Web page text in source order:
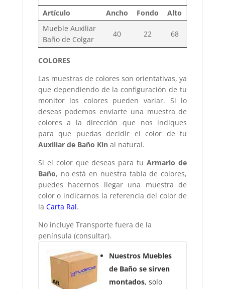
Artículo Ancho Fondo
Alto
Mueble Auxiliar
Baño de Colgar
40 22 68
COLORES
Las muestras de colores son orientativas, ya
que dependiendo de la configuración de tu
monitor los colores pueden variar. Si lo
deseas podemos enviarte una muestra de
colores a la dirección que nos indiques
para que puedas decidir el color de tu
Auxiliar de Baño Kin al natural.
Si el color que deseas para tuArmario de
Baño, no está en nuestra tabla de colores,
puedes hacernos llegar una muestra de
color o indicarnos la referencia del color de
la Carta Ral.
No incluye Transporte fuera de la
península (consultar).
Nuestros Muebles
de Baño se sirven
montados, solo